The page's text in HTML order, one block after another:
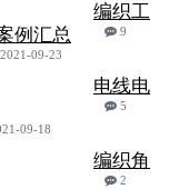
编织工
例汇总
9
09-23
电线电
5
09-18
编织角
2